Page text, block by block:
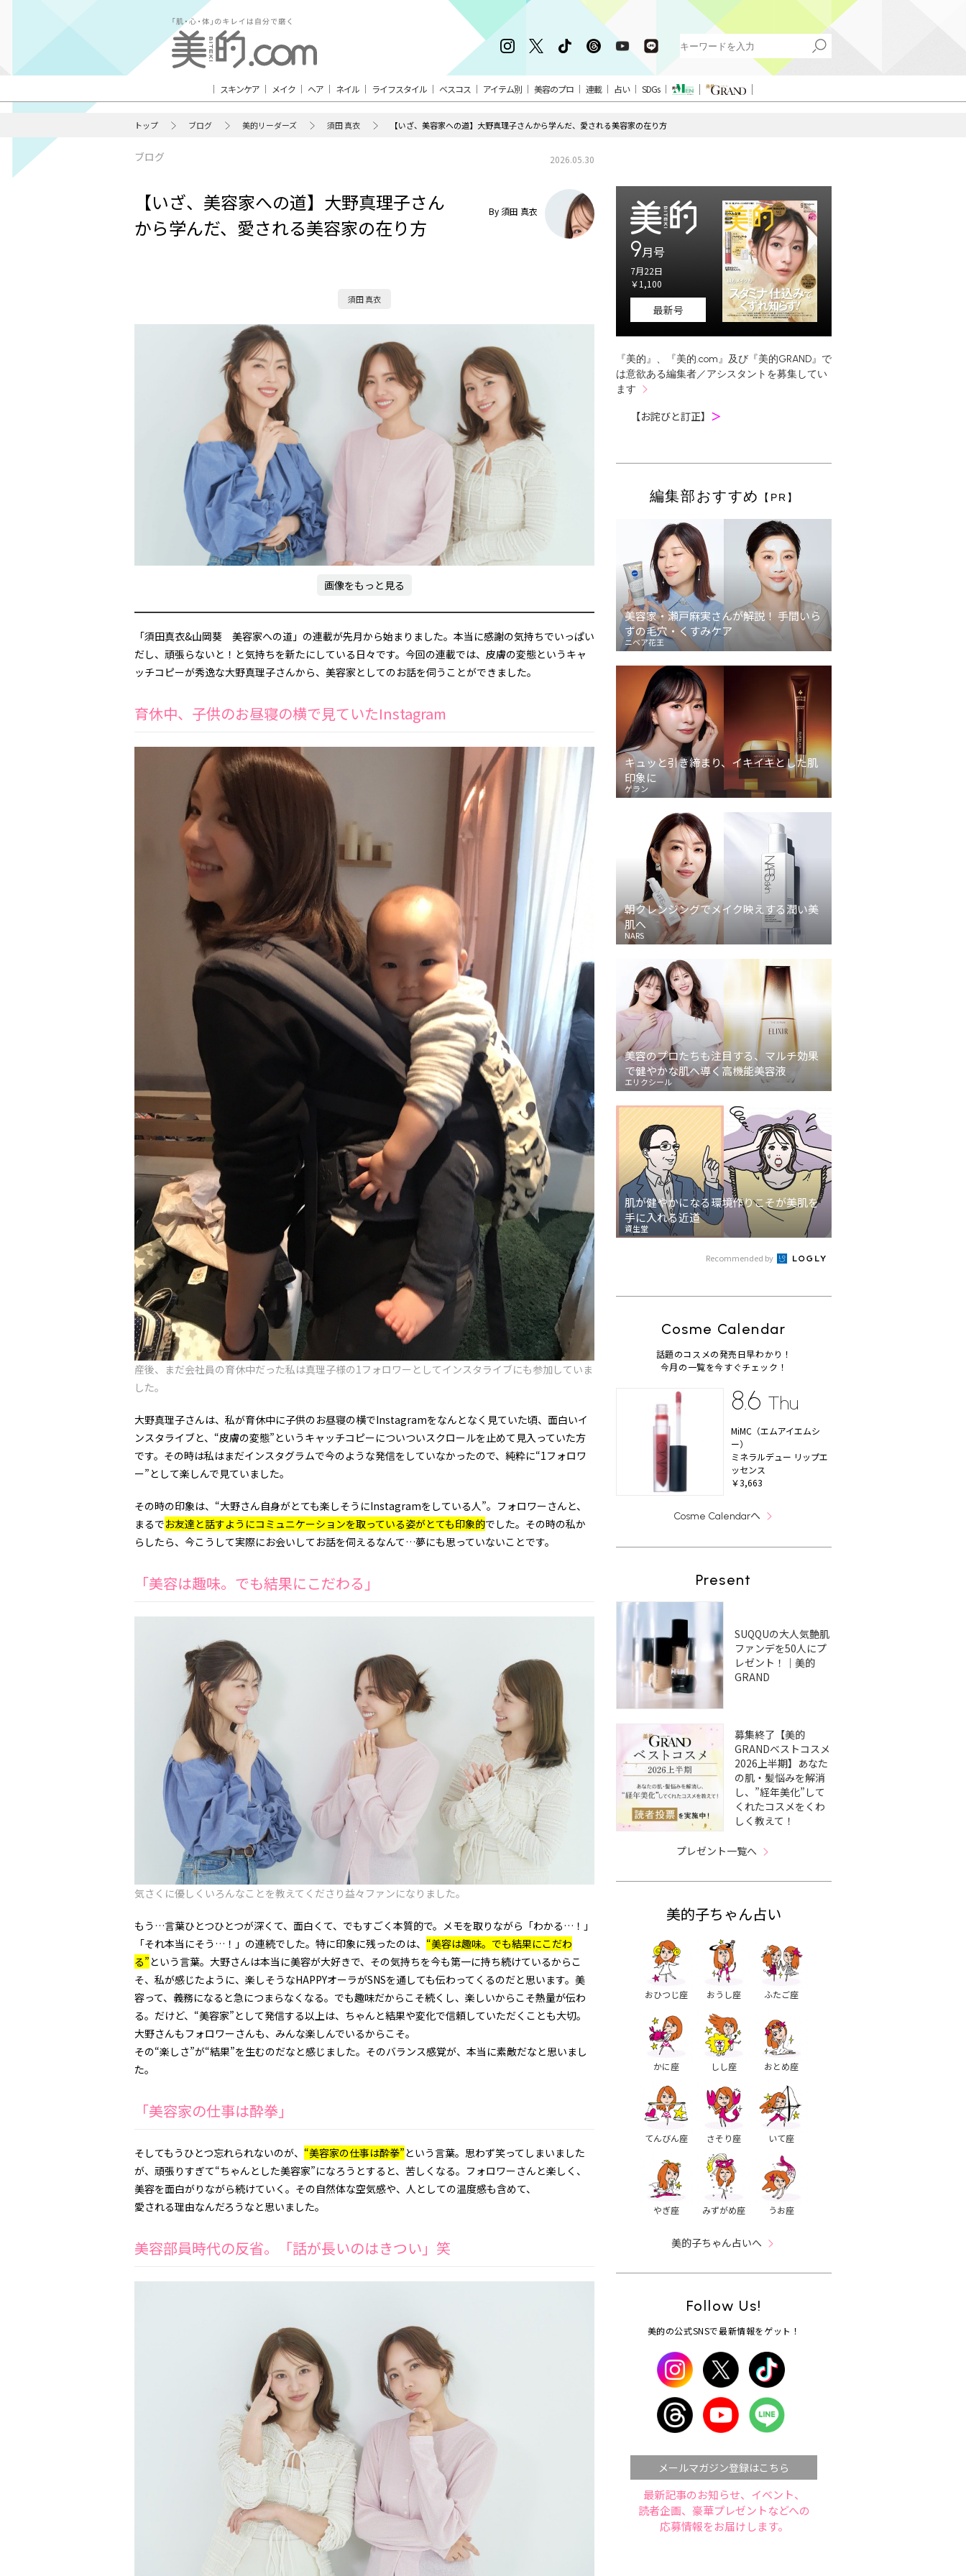
スキンケア メイク ヘア ネイル ライフスタイル ベスコス アイテム別 美容のプロ 連載 占い SDGs
トップ ブログ 美的リーダーズ 須田 真衣 【いざ、美容家への道】大野真理子さんから学んだ、愛される美容家の在り方
ブログ 2026.05.30
【いざ、美容家への道】大野真理子さん
から学んだ、愛される美容家の在り方
By 須田 真衣
須田 真衣
画像をもっと見る
「須田真衣&山岡葵 美容家への道」の連載が先月から始まりました。本当に感謝の気持ちでいっぱい
だし、頑張らないと！と気持ちを新たにしている日々です。今回の連載では、皮膚の変態というキャ
ッチコピーが秀逸な大野真理子さんから、美容家としてのお話を伺うことができました。
育休中、子供のお昼寝の横で見ていたInstagram
産後、まだ会社員の育休中だった私は真理子様の1フォロワーとしてインスタライブにも参加していま
した。
大野真理子さんは、私が育休中に子供のお昼寝の横でInstagramをなんとなく見ていた頃、 面白いイ
ンスタライブと、“皮膚の変態”というキャッチコピーについついスクロールを止めて見入っていた方
です。 その時は私はまだインスタグラムで今のような発信をしていなかったので、 純粋に“1フォロワ
ー”として楽しんで見ていました。
その時の印象は、 “大野さん自身がとても楽しそうにInstagramをしている人”。 フォロワーさんと、
まるでお友達と話すようにコミュニケーションを取っている姿がとても印象的でした。 その時の私か
らしたら、 今こうして実際にお会いしてお話を伺えるなんて…夢にも思っていないことです。
「美容は趣味。でも結果にこだわる」
気さくに優しくいろんなことを教えてくださり益々ファンになりました。
もう…言葉ひとつひとつが深くて、面白くて、でもすごく本質的で。 メモを取りながら 「わかる…！」
「それ本当にそう…！」 の連続でした。 特に印象に残ったのは、 “美容は趣味。でも結果にこだわ
る”という言葉。 大野さんは本当に美容が大好きで、 その気持ちを今も第一に持ち続けているからこ
そ、 私が感じたように、楽しそうなHAPPYオーラがSNSを通しても伝わってくるのだと思います。 美
容って、義務になると急につまらなくなる。 でも趣味だからこそ続くし、 楽しいからこそ熱量が伝わ
る。 だけど、“美容家”として発信する以上は、 ちゃんと結果や変化で信頼していただくことも大切。
大野さんもフォロワーさんも、みんな楽しんでいるからこそ。
その“楽しさ”が“結果”を生むのだなと感じました。 そのバランス感覚が、本当に素敵だなと思いまし
た。
「美容家の仕事は酔拳」
そしてもうひとつ忘れられないのが、 “美容家の仕事は酔拳”という言葉。 思わず笑ってしまいました
が、 頑張りすぎて“ちゃんとした美容家”になろうとすると、苦しくなる。 フォロワーさんと楽しく、
美容を面白がりながら続けていく。 その自然体な空気感や、 人としての温度感も含めて、
愛される理由なんだろうなと思いました。
美容部員時代の反省。「話が長いのはきつい」笑
9月号
7月22日
￥1,100
最新号
『美的』、『美的.com』及び『美的GRAND』で
は意欲ある編集者／アシスタントを募集してい
ます
【お詫びと訂正】 ＞
編集部おすすめ 【PR】
美容家・瀬戸麻実さんが解説！ 手間いら
ずの毛穴・くすみケア
ニベア花王
キュッと引き締まり、イキイキとした肌
印象に
ゲラン
朝クレンジングでメイク映えする潤い美
肌へ
NARS
美容のプロたちも注目する、マルチ効果
で健やかな肌へ導く高機能美容液
エリクシール
肌が健やかになる環境作りこそが美肌を
手に入れる近道
資生堂
Recommended by
Cosme Calendar
話題のコスメの発売日早わかり！
今月の一覧を今すぐチェック！
8.6 Thu
MiMC（エムアイエムシ
ー）
ミネラルデュー リップエ
ッセンス
￥3,663
Cosme Calendarへ
Present
SUQQUの大人気艶肌
ファンデを50人にプ
レゼント！｜美的
GRAND
募集終了【美的
GRANDベストコスメ
2026上半期】あなた
の肌・髪悩みを解消
し、”経年美化”して
くれたコスメをくわ
しく教えて！
プレゼント一覧へ
美的子ちゃん占い
おひつじ座 おうし座 ふたご座
かに座 しし座 おとめ座
てんびん座 さそり座 いて座
やぎ座 みずがめ座 うお座
美的子ちゃん占いへ
Follow Us!
美的の公式SNSで最新情報をゲット！
メールマガジン登録はこちら
最新記事のお知らせ、イベント、
読者企画、豪華プレゼントなどへの
応募情報をお届けします。